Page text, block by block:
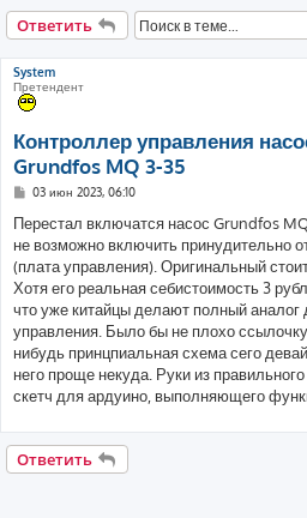
Ответить
System
Претендент
Контроллер управления
Grundfos MQ 3-35
С
о
б
щ
е
н
и
е
03 июн 2023, 06:10
Перестал включатся насос Grundfos
не возможно включить принудительно
(плата управления). Оригинальный
Хотя его реальная себистоимость 3
что уже китайцы делают полный аналог
управления. Было бы не плохо
нибудь принцпиальная схема сего
него проще некуда. Руки из
скетч для ардуино, выполняющего
Ответить